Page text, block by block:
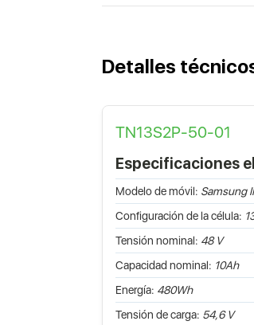
Detalles
TN13S2P-50-01
Especificaciones
Modelo de móvil: Samsung
Configuración de la célula:
Tensión nominal: 48 V
Capacidad nominal: 10Ah
Energía: 480Wh
Tensión de carga: 54,6 V